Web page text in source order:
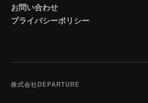
お問い合わせ
プライバシーポリシー
株式会社DEPARTURE